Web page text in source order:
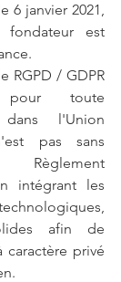
6 janvier 2021,
fondateur est
RGPD / GDPR
pour toute
l'Union
pas sans
Règlement
intégrant les
afin de
privé